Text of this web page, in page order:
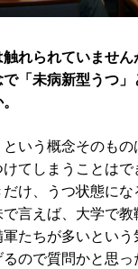
れられていません
「未病新型うつ
という概念そのも
てしまうことは
け、うつ状態にな
言えば、大学で教
軍たちが多いとい
ので質問かと思っ